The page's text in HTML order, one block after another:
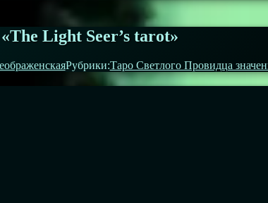
Light Seer’s tarot»
Рубрики:Таро Светлого Провидца